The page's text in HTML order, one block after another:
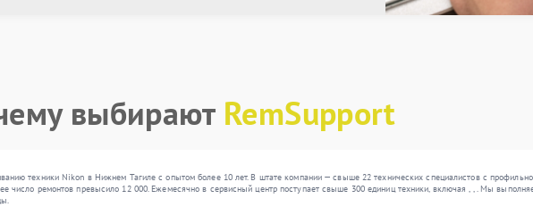
выбирают RemSupport
техники Nikon в Нижнем Тагиле с опытом более 10 лет. В штате компании — свыше 22 технических специалистов с
ремонтов превысило 12 000. Ежемесячно в сервисный центр поступает свыше 300 единиц техники, включая , , . Мы